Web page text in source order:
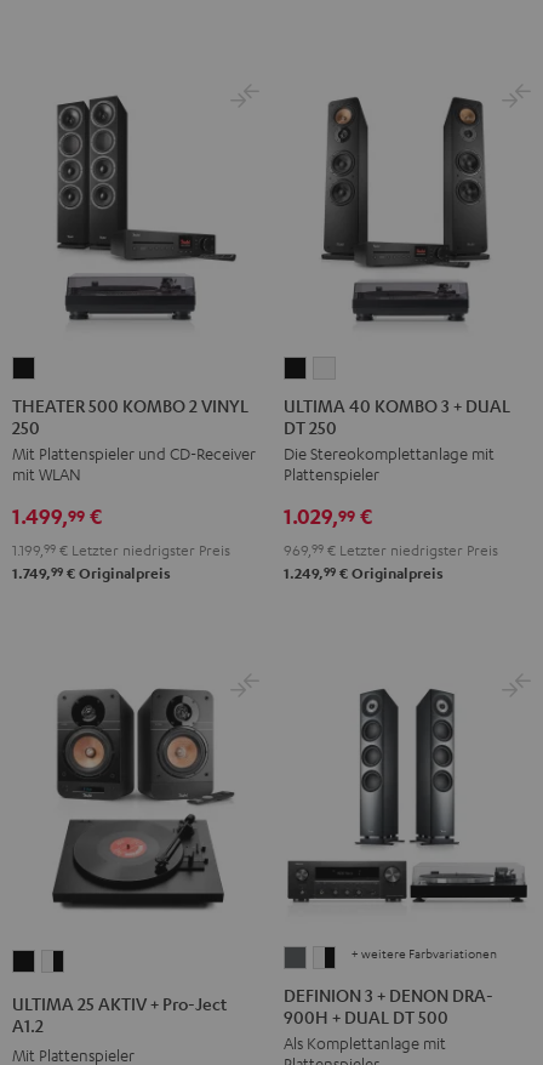
500
KOMBO
2
VINYL
250
Schwarz
THEATER 500 KOMBO 2 VINYL
250
Mit Plattenspieler und CD-Receiver
mit WLAN
1.499,99 €
1.199, 99 € Letzter niedrigster Preis
1.749,99 € Originalpreis
40
KOMBO
3
+
DUAL
DT
250
40
KOMBO
3
+
DUAL
DT
250
ULTIMA 40 KOMBO 3 + DUAL
DT 250
Die Stereokomplettanlage mit
Plattenspieler
1.029,99 €
969, 99 € Letzter niedrigster Preis
1.249,99 € Originalpreis
AKTIV
+
+
ULTIMA 25 AKTIV + Pro-Ject
A1.2
Mit Plattenspieler
DEFINION
3
+
DENON
DEFINION
3
+
DENON
+ weitere Farbvariationen
DEFINION 3 + DENON DRA-
900H + DUAL DT 500
Als Komplettanlage mit